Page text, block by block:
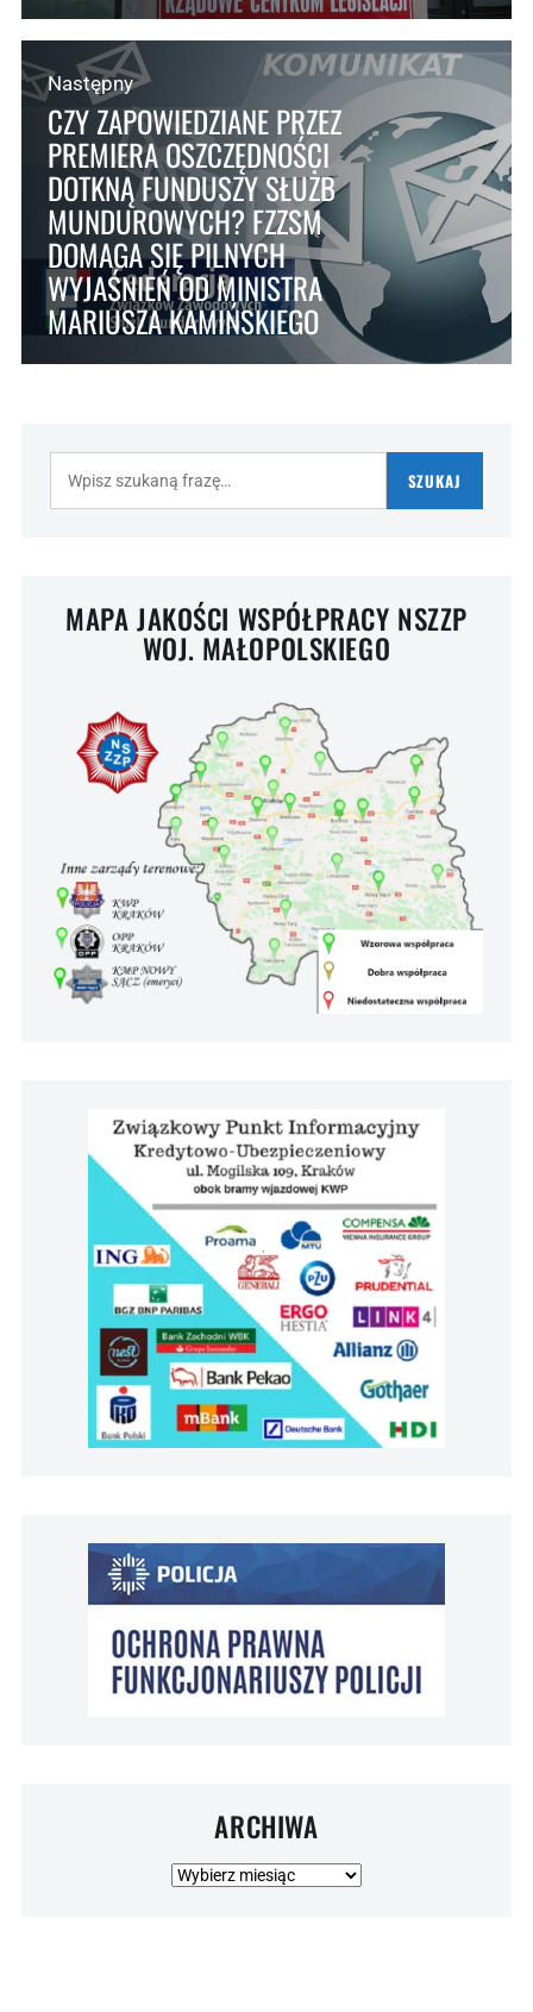
Następny
CZY ZAPOWIEDZIANE PRZEZ
PREMIERA OSZCZĘDNOŚCI
DOTKNĄ FUNDUSZY SŁUŻB
MUNDUROWYCH? FZZSM
DOMAGA SIĘ PILNYCH
WYJAŚNIEŃ OD MINISTRA
MARIUSZA KAMIŃSKIEGO
SZUKAJ
MAPA JAKOŚCI WSPÓŁPRACY NSZZP
WOJ. MAŁOPOLSKIEGO
ARCHIWA
Archiwa